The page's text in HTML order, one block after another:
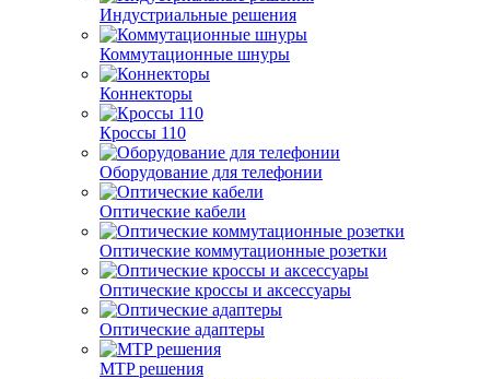
Индустриальные решения
Коммутационные шнуры
Коннекторы
Кроссы 110
Оборудование для телефонии
Оптические кабели
Оптические коммутационные розетки
Оптические кроссы и аксессуары
Оптические адаптеры
MTP решения